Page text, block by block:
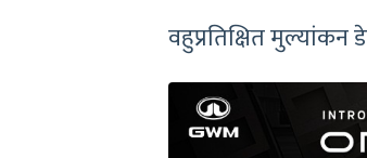
वहुप्रतिक्षित